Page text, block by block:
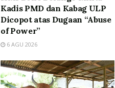
Kadis PMD dan Kabag ULP
Dicopot atas Dugaan “Abuse
of Power”
6 AGU 2026